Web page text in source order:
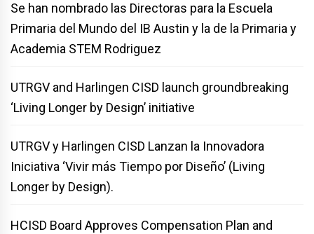
Se han nombrado las Directoras para la Escuela
Primaria del Mundo del IB Austin y la de la Primaria y
Academia STEM Rodriguez
UTRGV and Harlingen CISD launch groundbreaking
‘Living Longer by Design’ initiative
UTRGV y Harlingen CISD Lanzan la Innovadora
Iniciativa ‘Vivir más Tiempo por Diseño’ (Living
Longer by Design).
HCISD Board Approves Compensation Plan and